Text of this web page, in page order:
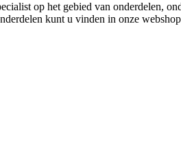
op het gebied van onderdelen,
kunt u vinden in onze